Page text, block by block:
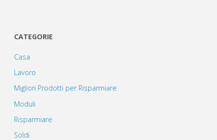
CATEGORIE
Casa
Lavoro
Migliori Prodotti per Risparmiare
Moduli
Risparmiare
Soldi